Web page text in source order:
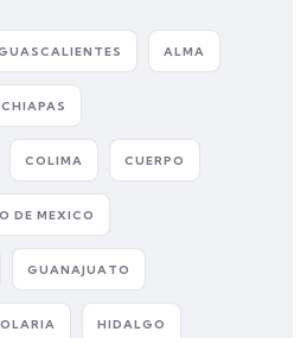
ALMA
CHIAPAS
COLIMA CUERPO
DE MEXICO
GUANAJUATO
HIDALGO